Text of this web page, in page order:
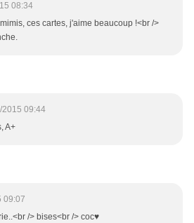
08:34
ces cartes, j'aime beaucoup !<br />
2015 09:44
A+
09:07
/> bises<br /> coc♥